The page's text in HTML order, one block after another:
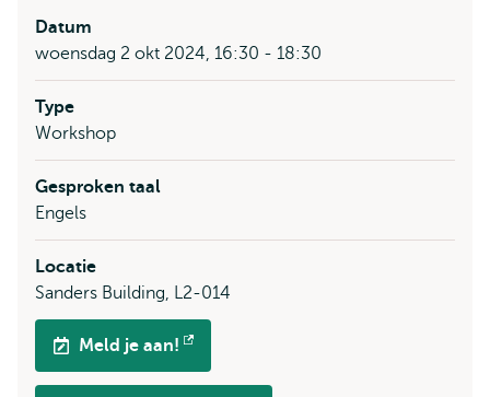
Datum
woensdag 2 okt 2024, 16:30 - 18:30
Type
Workshop
Gesproken taal
Engels
Locatie
Sanders Building, L2-014
Meld je aan!
Opent
extern